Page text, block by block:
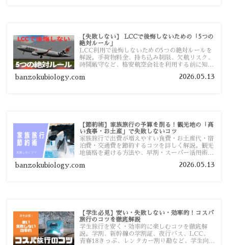
【失敗しない】 LCCで後悔しないための「5つの
絶対ルール」
LCC利用で後悔しないための5つの絶対ルールを
解説。手荷物料金、持ち込み制限、欠航リスク、
時間厳守など、格安航空会社を利用する前に知っ
す。
banzokubiology.com 2026.05.13
【節約術】家族旅行の予算を削る！観光地の「高
い食事・お土産」で失敗しないコツ
家族旅行で出費が増えやすい食費・お土産代・宿
泊費・交通費を節約するコツを詳しく解説。観光
地価格を避ける方法や、早割・スーパー活用術、
banzokubiology.com 2026.05.13
【学生必見】安い・失敗しない・効率的！コスパ
旅行のコツを徹底解説
学生旅行を安く・効率的に楽しむコツを徹底解
説。学割、新幹線の学割証、夜行バス、LCC、
青春18きっぷ、レンタカー割り勘など、学生向け